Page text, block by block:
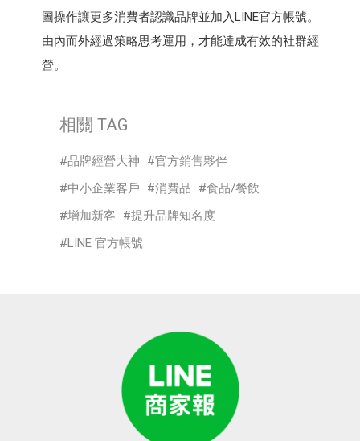
圖操作讓更多消費者認識品牌並加入LINE官方帳號。
由內而外經過策略思考運用，才能達成有效的社群經
營。
相關 TAG
品牌經營大神
官方銷售夥伴
中小企業客戶
消費品
食品/餐飲
增加新客
提升品牌知名度
LINE 官方帳號